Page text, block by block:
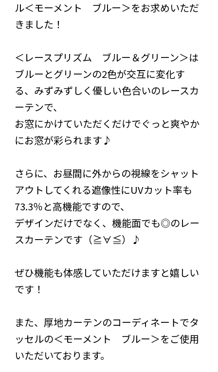
ル＜モーメント ブルー＞をお求めいただ
きました！
＜レースプリズム ブルー＆グリーン＞は
ブルーとグリーンの2色が交互に変化す
る、みずみずしく優しい色合いのレースカ
ーテンで、
お窓にかけていただくだけでぐっと爽やか
にお窓が彩られます♪
さらに、お昼間に外からの視線をシャット
アウトしてくれる遮像性にUVカット率も
73.3％と高機能ですので、
デザインだけでなく、機能面でも◎のレー
スカーテンです（≧∀≦）♪
ぜひ機能も体感していただけますと嬉しい
です！
また、厚地カーテンのコーディネートでタ
ッセルの＜モーメント ブルー＞をご使用
いただいております。